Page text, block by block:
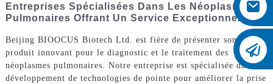
Entreprises Spécialisées Dans Les Néoplasmes
Pulmonaires Offrant Un Service Exceptionnel
Beijing BIOOCUS Biotech Ltd. est fière de présenter son
produit innovant pour le diagnostic et le traitement des
néoplasmes pulmonaires. Notre entreprise est spécialisée dans le
développement de technologies de pointe pour améliorer la prise